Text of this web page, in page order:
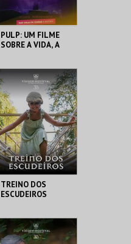
PULP: UM FILME
SOBRE A VIDA, A
CASA DO CINEMA
DE COIMBRA
MAIS INFO
COMPRAR
TREINO DOS
ESCUDEIROS
SANTA MARIA DA
FEIRA